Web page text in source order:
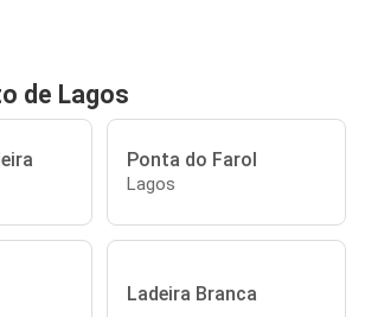
de Lagos
Ponta do Farol
Lagos
Ladeira Branca